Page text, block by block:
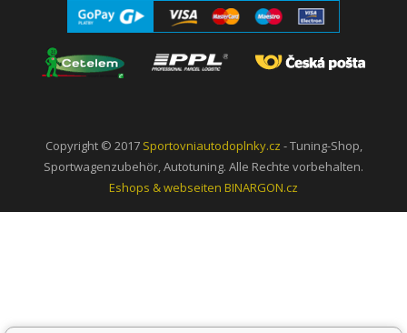
Copyright © 2017 Sportovniautodoplnky.cz - Tuning-Shop,
Sportwagenzubehör, Autotuning. Alle Rechte vorbehalten.
Eshops & webseiten BINARGON.cz